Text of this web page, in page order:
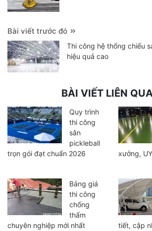
Bài viết trước đó
Thi công hệ thống chiếu
hiệu quả cao
BÀI VIẾT LIÊN
Quy trình
thi công
sân
pickleball
trọn gói đạt chuẩn 2026
xưởng,
Bảng giá
thi công
chống
thấm
chuyên nghiệp mới nhất
tiết, cập